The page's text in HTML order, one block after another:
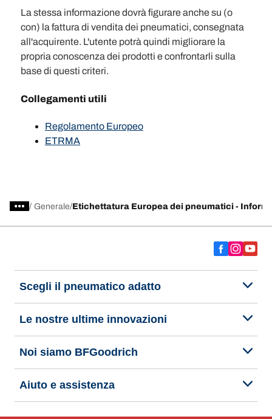
La stessa informazione dovrà figurare anche su (o
con) la fattura di vendita dei pneumatici, consegnata
all'acquirente. L'utente potrà quindi migliorare la
propria conoscenza dei prodotti e confrontarli sulla
base di questi criteri.
Collegamenti utili
Regolamento Europeo
ETRMA
/ Generale Etichettatura Europea dei pneumatici -
Scegli il pneumatico adatto
Le nostre ultime innovazioni
Noi siamo BFGoodrich
Aiuto e assistenza